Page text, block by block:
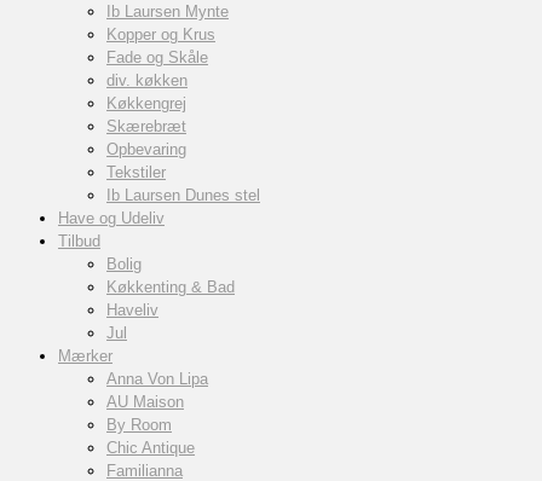
Ib Laursen Mynte
Kopper og Krus
Fade og Skåle
div. køkken
Køkkengrej
Skærebræt
Opbevaring
Tekstiler
Ib Laursen Dunes stel
Have og Udeliv
Tilbud
Bolig
Køkkenting & Bad
Haveliv
Jul
Mærker
Anna Von Lipa
AU Maison
By Room
Chic Antique
Familianna